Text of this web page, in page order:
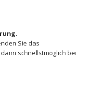
Sie das
schnellstmöglich bei